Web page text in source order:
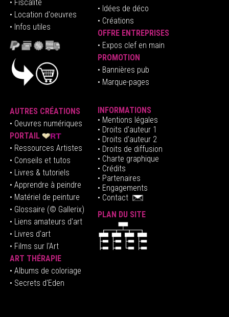
• Fiscalité
• Location d'oeuvres
• Infos utiles
• Idées de déco
• Créations
OFFRE ENTREPRISES
• Expos clef en main
PROMOTION
• Bannières pub
• Marque-pages
AUTRES CRÉATIONS
• Oeuvres numériques
PORTAIL
• Ressources Artistes
• Conseils et tutos
• Livres & tutoriels
• Apprendre à peindre
• Matériel de peinture
• Glossaire (© Gallerix)
• Liens amateurs d'art
• Livres d'art
• Films sur l'Art
ART THÉRAPIE
• Albums de coloriage
• Secrets d'Eden
INFORMATIONS
• Mentions légales
• Droits d'auteur1
• Droits d'auteur 2
• Droits de diffusion
• Charte graphique
• Crédits
• Partenaires
• Engagements
• Contact
PLAN DU SITE